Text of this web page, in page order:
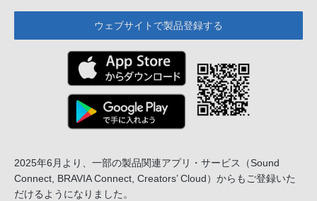
ウェブサイトで製品登録する
2025年6月より、一部の製品関連アプリ・サービス
（Sound
Connect, BRAVIA Connect, Creators’ Cloud）からもご登録いた
だけるようになりました。